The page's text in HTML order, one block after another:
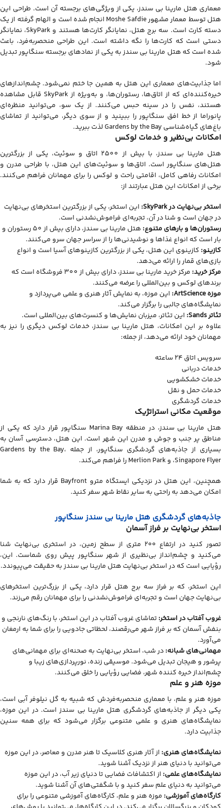
معماری هتل مارینا بی سندز، یکی از ویژگی‌های برجسته آن است. طراحی این
هتل توسط معمار مشهور Moshe Safdie انجام شده است و الهام گرفته از یک
دسته کارت است. سه برج هتل، نمایانگر کارت‌ها هستند و SkyPark، نمایانگر
دستی است که کارت‌ها را نگه داشته است. این طراحی منحصربه‌فرد، باعث
شده است که هتل مارینا بی سندز به یکی از نمادهای برجسته سنگاپور تبدیل
شود.
اما جذابیت‌های معماری این هتل به همین جا ختم نمی‌شود. چشم‌اندازهای
خیره‌کننده‌ای که از اتاق‌ها، رستوران‌ها، و به‌ویژه از SkyPark قابل مشاهده
هستند، نفس را در سینه حبس می‌کنند. از یک سو، می‌توانید منظره‌ای
پانوراما از خط افق سنگاپور را ببینید و از سوی دیگر، می‌توانید از تماشای
باغ‌های گیاه‌شناسی Gardens by the Bay لذت ببرید.
امکانات بی‌نظیر و خدمات لوکس
هتل مارینا بی سندز، با بیش از 2500 اتاق و سوئیت، یکی از بزرگترین
هتل‌های سنگاپور است. اتاق‌ها و سوئیت‌های این هتل، با طراحی مدرن و
امکانات رفاهی کامل، اقامتی راحت و لوکس را برای مهمانان فراهم می‌کنند.
برخی از امکانات این هتل عبارتند از:
استخر بی‌نهایت درSkyPark
: این استخر، یکی از بزرگترین استخرهای بی‌نهایت
در جهان است و شنا در آن، تجربه‌ای فراموش‌نشدنی است.
رستوران‌ها و بارهای متنوع:
هتل مارینا بی سندز، دارای بیش از 50 رستوران و
بار است که انواع غذاها و نوشیدنی‌ها را از سراسر جهان سرو می‌کنند.
کازینو: کازینوی این هتل، یکی از بزرگترین کازینوهای آسیا است و انواع
بازی‌های قمار را ارائه می‌دهد.
مرکز خرید:
مرکز خرید مارینا بی سندز، دارای بیش از 300 فروشگاه است که
برندهای لوکس و بین‌المللی را عرضه می‌کنند.
موزهArtScience
: این موزه، به نمایش آثار هنری و علمی می‌پردازد و
نمایشگاه‌های جالبی را برگزار می‌کند.
تئاترSands
: این تئاتر، میزبان نمایش‌ها و کنسرت‌های بین‌المللی است.
علاوه بر این امکانات، هتل مارینا بی سندز، خدمات لوکس دیگری را نیز به
مهمانان خود ارائه می‌دهد، از جمله:
سرویس اتاق 24 ساعته
خدمات دربانی
خدمات خشکشویی
خدمات حمل و نقل
خدمات گردشگری
موقعیت مکانی استراتژیک
هتل مارینا بی سندز، در منطقه Marina Bay سنگاپور قرار دارد که یکی از
مناطق پر جنب و جوش و مدرن این شهر است. این هتل، دسترسی آسان به
بسیاری از جاذبه‌های گردشگری سنگاپور، از جمله Gardens by the Bay،
Singapore Flyer، و Merlion Park را فراهم می‌کند.
همچنین، این هتل در نزدیکی ایستگاه مترو Bayfront قرار دارد که به شما
امکان می‌دهد به راحتی به سایر نقاط شهر سفر کنید.
جاذبه‌های گردشگری هتل مارینا بی سندز سنگاپور
استخر بی‌نهایت بر فراز آسمان
تصور کنید در ارتفاع ۲۰۰ متری از سطح زمین، در استخری بی‌نهایت شنا
می‌کنید و چشم‌انداز بی‌نظیری از شهر سنگاپور پیش روی شماست. این،
رؤیایی است که در استخر بی‌نهایت هتل مارینا بی سندز به حقیقت می‌پیوندد.
این استخر، که بر فراز سه برج هتل قرار دارد، یکی از بزرگ‌ترین استخرهای
بی‌نهایت جهان است و تجربه‌ای فراموش‌نشدنی را برای مهمانان رقم می‌زند.
غروب آفتاب در استخر:تماشای غروب آفتاب در این استخر، با رنگ‌های نارنجی و
بنفش آسمان که بر فراز شهر می‌رقصند، لحظاتی جادویی را برای شما به ارمغان
می‌آورد.
مهمانی‌های شبانه:در شب، استخر بی‌نهایت به صحنه‌ای برای مهمانی‌های
پرشور و هیجان تبدیل می‌شود. موسیقی زنده، نورپردازی‌های زیبا و
چشم‌انداز خیره کننده شهر، فضایی رؤیایی را خلق می‌کنند.
موزه هنر و علم
موزه هنر و علم، با معماری منحصربه‌فردش که شبیه به گل نیلوفر آبی است،
یکی دیگر از جاذبه‌های گردشگری هتل مارینا بی سندز است. در این موزه،
نمایشگاه‌های هنری و علمی متنوعی برگزار می‌شود که برای همه سنین
جذابیت دارد.
نمایشگاه‌های هنری: از آثار هنری کلاسیک تا هنر مدرن و معاصر، در این موزه
می‌توانید با دنیای هنر از نزدیک آشنا شوید.
نمایشگاه‌های علمی: از اکتشافات فضایی تا دنیای زیر آب، در این موزه
می‌توانید به دنیای علم سفر کنید و با شگفتی‌های آن آشنا شوید.
کارگاه‌های آموزشی: موزه هنر و علم، کارگاه‌های آموزشی متنوعی را برای